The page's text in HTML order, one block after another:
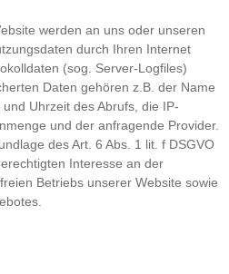
werden an uns oder unseren
durch Ihren Internet
(sog. Server-Logfiles)
Daten gehören z.B. der Name
Uhrzeit des Abrufs, die IP-
und der anfragende Provider.
des Art. 6 Abs. 1 lit. f DSGVO
Interesse an der
Betriebs unserer Website sowie